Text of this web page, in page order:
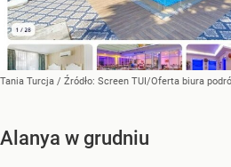
Tania Turcja / Źródło: Screen TUI/Oferta biura
Alanya w grudniu